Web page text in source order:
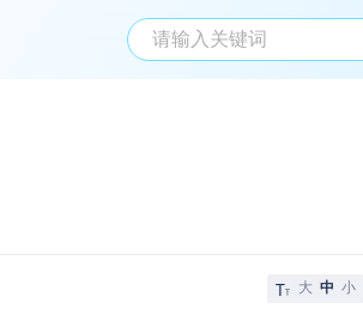
大 中 小